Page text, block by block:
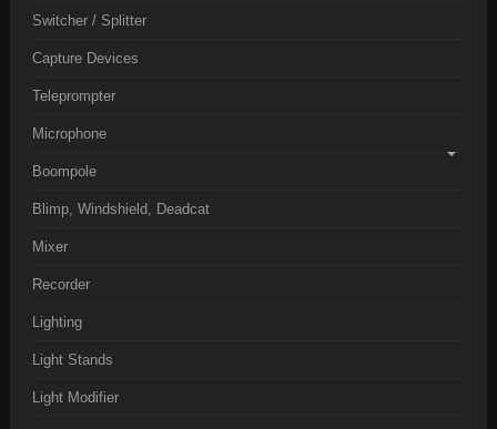
Switcher / Splitter
Capture Devices
Teleprompter
Microphone
Boompole
Blimp, Windshield, Deadcat
Mixer
Recorder
Lighting
Light Stands
Light Modifier